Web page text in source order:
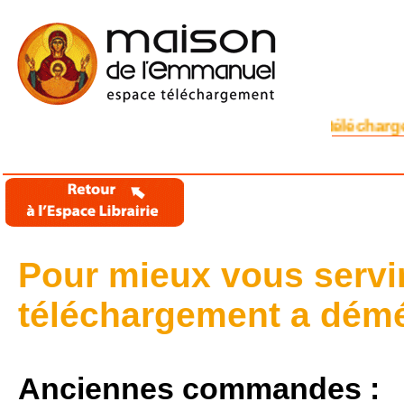
Bienvenue sur l'espace de
Pour mieux vous
téléchargement a
Anciennes commandes :